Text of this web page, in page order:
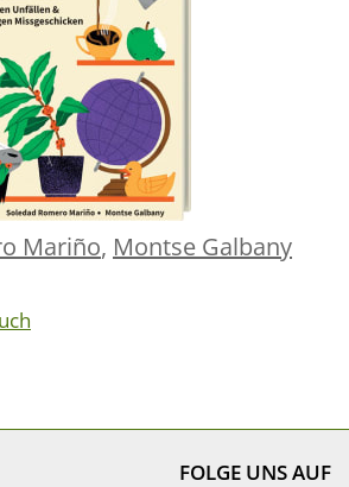
Mariño, Montse Galbany
FOLGE UNS AUF